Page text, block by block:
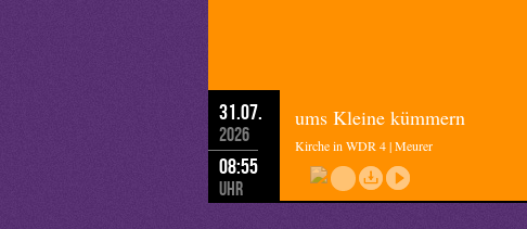
31.07.
2026
08:55
Uhr
ums Kleine kümmern
Kirche in WDR 4 | Meurer